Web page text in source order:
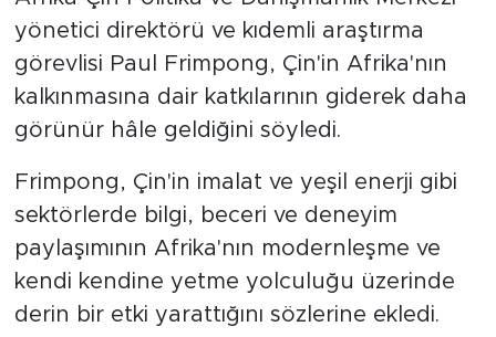
yönetici direktörü ve kıdemli araştırma
görevlisi Paul Frimpong, Çin'in Afrika'nın
kalkınmasına dair katkılarının giderek daha
görünür hâle geldiğini söyledi.
Frimpong, Çin'in imalat ve yeşil enerji gibi
sektörlerde bilgi, beceri ve deneyim
paylaşımının Afrika'nın modernleşme ve
kendi kendine yetme yolculuğu üzerinde
derin bir etki yarattığını sözlerine ekledi.